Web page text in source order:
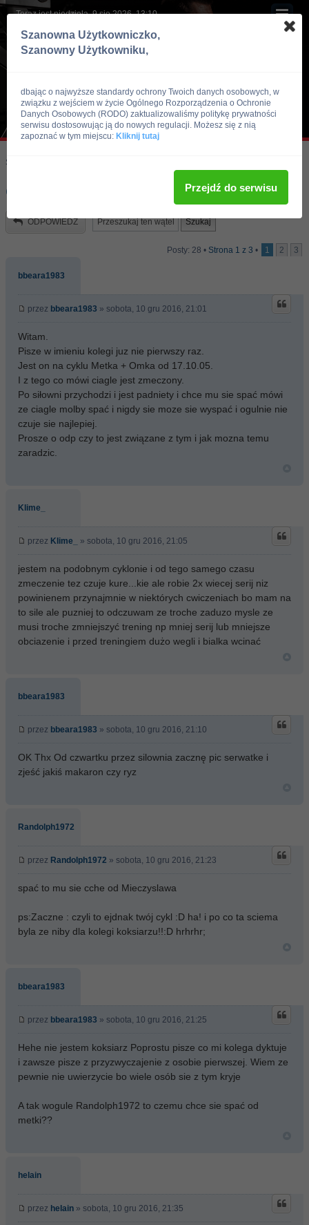
Teraz jest niedziela, 9 sie 2026, 13:10
Skocz do:
Ciagle zmeczenie
ODPOWIEDZ
Posty: 28 • Strona 1 z 3 • 1 2 3
bbeara1983
przez bbeara1983 » sobota, 10 gru 2016, 21:01
Witam.
Pisze w imieniu kolegi juz nie pierwszy raz.
Jest on na cyklu Metka + Omka od 17.10.05.
I z tego co mówi ciagle jest zmeczony.
Po siłowni przychodzi i jest padniety i chce mu sie spać mówi
ze ciagle molby spać i nigdy sie moze sie wyspać i ogulnie nie
czuje sie najlepiej.
Prosze o odp czy to jest związane z tym i jak mozna temu
zaradzic.
Klime_
przez Klime_ » sobota, 10 gru 2016, 21:05
jestem na podobnym cyklonie i od tego samego czasu
zmeczenie tez czuje kure...kie ale robie 2x wiecej serij niz
powinienem przynajmnie w niektórych cwiczeniach bo mam na
to sile ale puzniej to odczuwam ze troche zaduzo mysle ze
musi troche zmniejszyć trening np mniej serij lub mniejsze
obciazenie i przed treningiem dużo wegli i bialka wcinać
bbeara1983
przez bbeara1983 » sobota, 10 gru 2016, 21:10
OK Thx Od czwartku przez silownia zacznę pic serwatke i
zjeść jakiś makaron czy ryz
Randolph1972
przez Randolph1972 » sobota, 10 gru 2016, 21:23
spać to mu sie cche od Mieczyslawa
ps:Zaczne : czyli to ejdnak twój cykl :D ha! i po co ta sciema
byla ze niby dla kolegi koksiarzu!!:D hrhrhr;
bbeara1983
przez bbeara1983 » sobota, 10 gru 2016, 21:25
Hehe nie jestem koksiarz Poprostu pisze co mi kolega dyktuje
i zawsze pisze z przyzwyczajenie z osobie pierwszej. Wiem ze
pewnie nie uwierzycie bo wiele osób sie z tym kryje
A tak wogule Randolph1972 to czemu chce sie spać od
metki??
helain
przez helain » sobota, 10 gru 2016, 21:35
Szanowna Użytkowniczko,
Szanowny Użytkowniku,
dbając o najwyższe standardy ochrony Twoich danych osobowych, w
związku z wejściem w życie Ogólnego Rozporządzenia o Ochronie
Danych Osobowych (RODO) zaktualizowaliśmy politykę prywatności
serwisu dostosowując ją do nowych regulacji. Możesz się z nią
zapoznać w tym miejscu: Kliknij tutaj
Przejdź do serwisu